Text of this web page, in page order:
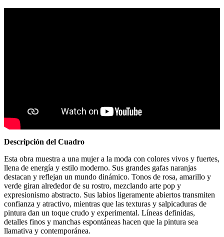
Descripción del Cuadro
Esta obra muestra a una mujer a la moda con colores vivos y fuertes,
llena de energía y estilo moderno. Sus grandes gafas naranjas
destacan y reflejan un mundo dinámico. Tonos de rosa, amarillo y
verde giran alrededor de su rostro, mezclando arte pop y
expresionismo abstracto. Sus labios ligeramente abiertos transmiten
confianza y atractivo, mientras que las texturas y salpicaduras de
pintura dan un toque crudo y experimental. Líneas definidas,
detalles finos y manchas espontáneas hacen que la pintura sea
llamativa y contemporánea.